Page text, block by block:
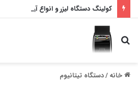
کولینگ دستگاه لیزر و انواع آن
جستجو
برای
خانه/دستگاه تیتانیوم